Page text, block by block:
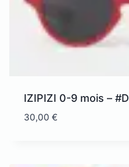
IZIPIZI 0-9 mois – #D
30,00€